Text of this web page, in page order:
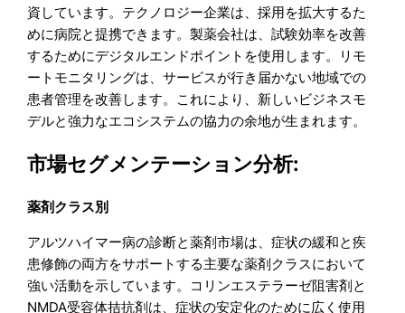
資しています。テクノロジー企業は、採用を拡大するた
めに病院と提携できます。製薬会社は、試験効率を改善
するためにデジタルエンドポイントを使用します。リモ
ートモニタリングは、サービスが行き届かない地域での
患者管理を改善します。これにより、新しいビジネスモ
デルと強力なエコシステムの協力の余地が生まれます。
市場セグメンテーション分析:
薬剤クラス別
アルツハイマー病の診断と薬剤市場は、症状の緩和と疾
患修飾の両方をサポートする主要な薬剤クラスにおいて
強い活動を示しています。コリンエステラーゼ阻害剤と
NMDA受容体拮抗剤は、症状の安定化のために広く使用